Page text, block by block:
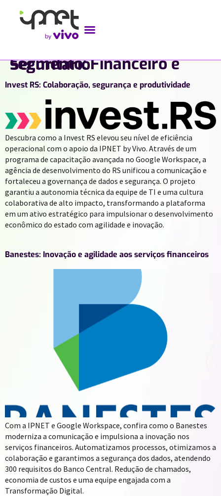
segmento:
Financeiro e Securitário
Invest RS: Colaboração, segurança e produtividade
Descubra como a Invest RS elevou seu nível de eficiência
operacional com o apoio da IPNET by Vivo. Através de um
programa de capacitação avançada no Google Workspace, a
agência de desenvolvimento do RS unificou a comunicação e
fortaleceu a governança de dados e segurança. O projeto
garantiu a autonomia técnica da equipe de TI e uma cultura
colaborativa de alto impacto, transformando a plataforma
em um ativo estratégico para impulsionar o desenvolvimento
econômico do estado com agilidade e inovação.
Banestes: Inovação e agilidade aos serviços financeiros
Com a IPNET e Google Workspace, confira como o Banestes
moderniza a comunicação e impulsiona a inovação nos
serviços financeiros. Automatizamos processos, otimizamos a
colaboração e garantimos a segurança dos dados, atendendo
300 requisitos do Banco Central. Redução de chamados,
economia de custos e uma equipe engajada com a
Transformação Digital.